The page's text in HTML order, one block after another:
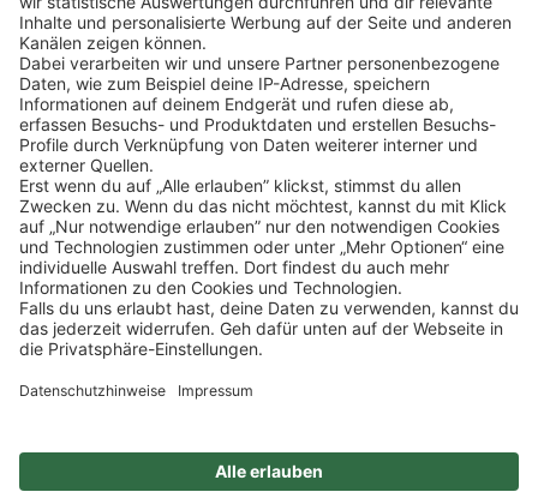
Klickehier, um alle offenen Jobs zu sehen.
Impressum Datenschutz
Privatsphäre-Einstellungen
FAQ
Veranstaltungen
Sitemap